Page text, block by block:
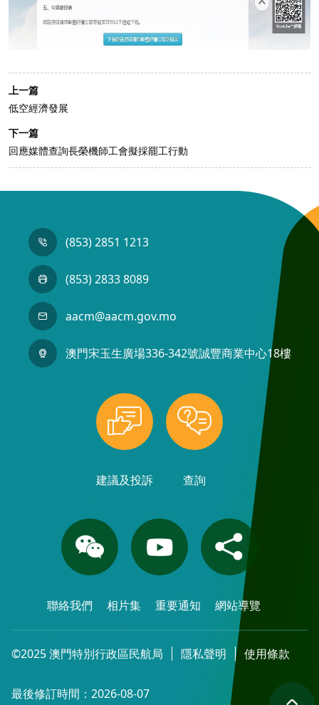
上一篇
低空經濟發展
下一篇
回應媒體查詢長榮機師工會擬採罷工行動
(853) 2851 1213
(853) 2833 8089
aacm@aacm.gov.mo
澳門宋玉生廣場336-342號誠豐商業中心18樓
建議及投訴 查詢
聯絡我們 相片集 重要通知 網站導覽
©2025 澳門特別行政區民航局 隱私聲明 使用條款
最後修訂時間：2026-08-07